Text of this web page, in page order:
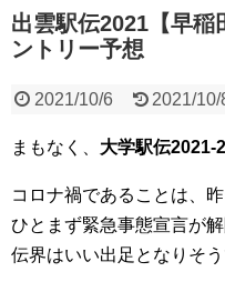
出雲駅伝2021【早
ントリー予想
2021/10/6 2021/10/
まもなく、 大学駅伝2021-
コロナ禍であることは、
ひとまず緊急事態宣言が
伝界はいい出足となりそう